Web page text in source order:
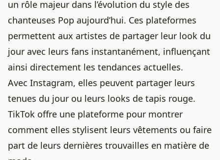
un rôle majeur dans l’évolution du style des
chanteuses Pop aujourd’hui. Ces plateformes
permettent aux artistes de partager leur look du
jour avec leurs fans instantanément, influençant
ainsi directement les tendances actuelles.
Avec Instagram, elles peuvent partager leurs
tenues du jour ou leurs looks de tapis rouge.
TikTok offre une plateforme pour montrer
comment elles stylisent leurs vêtements ou faire
part de leurs dernières trouvailles en matière de